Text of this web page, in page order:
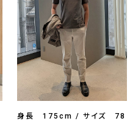
身長 175cm / サイズ 78